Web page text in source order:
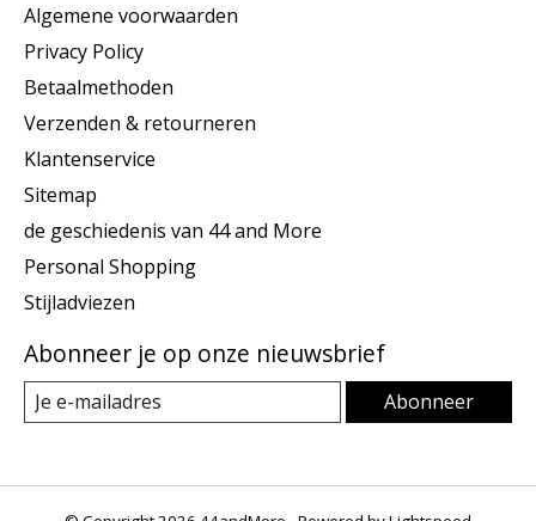
Algemene voorwaarden
Privacy Policy
Betaalmethoden
Verzenden & retourneren
Klantenservice
Sitemap
de geschiedenis van 44 and More
Personal Shopping
Stijladviezen
Abonneer je op onze nieuwsbrief
Abonneer